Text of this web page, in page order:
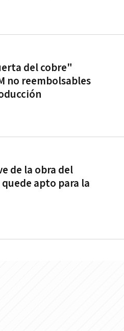
del cobre"
no reembolsables
de la obra del
apto para la